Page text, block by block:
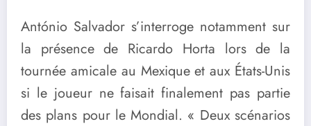
António Salvador s’interroge notamment sur
la présence de Ricardo Horta lors de la
tournée amicale au Mexique et aux États-Unis
si le joueur ne faisait finalement pas partie
des plans pour le Mondial. « Deux scénarios